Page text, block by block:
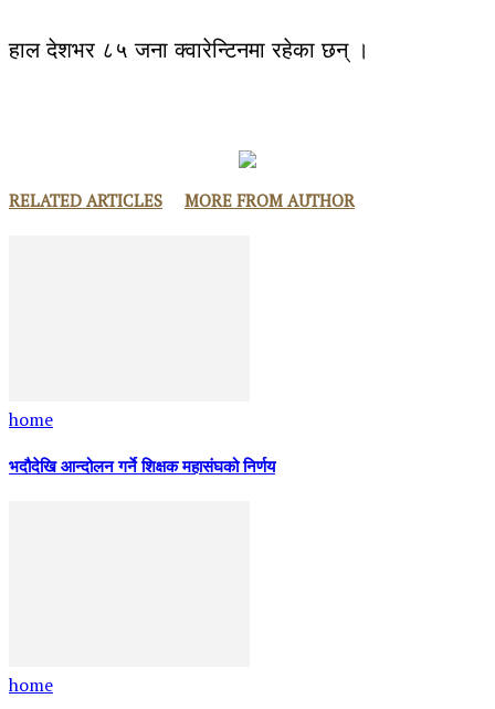
हाल देशभर ८५ जना क्वारेन्टिनमा रहेका छन् ।
RELATED ARTICLES MORE FROM AUTHOR
home
भदौदेखि आन्दोलन गर्ने शिक्षक महासंघको निर्णय
home